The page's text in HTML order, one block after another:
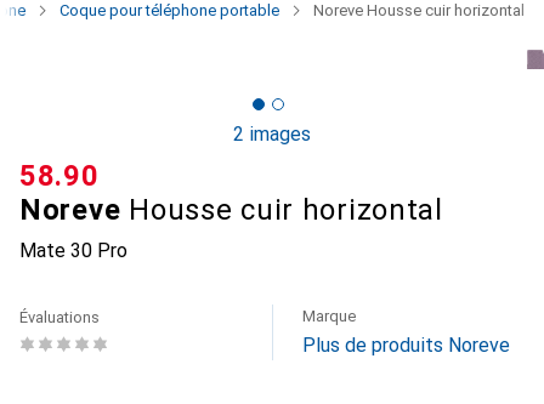
Coque pour téléphone portable Noreve Housse cuir horizontal
2 images
Noreve Housse cuir horizontal
Mate 30 Pro
CHF
58.90
Évaluations Marque
Plus de produits Noreve